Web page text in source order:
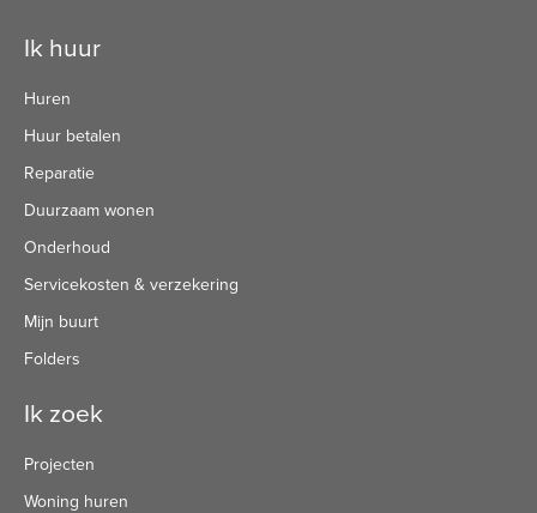
Contactinformatie
Ik huur
Huren
Huur betalen
Reparatie
Duurzaam wonen
Onderhoud
Servicekosten & verzekering
Mijn buurt
Folders
Ik zoek
Projecten
Woning huren